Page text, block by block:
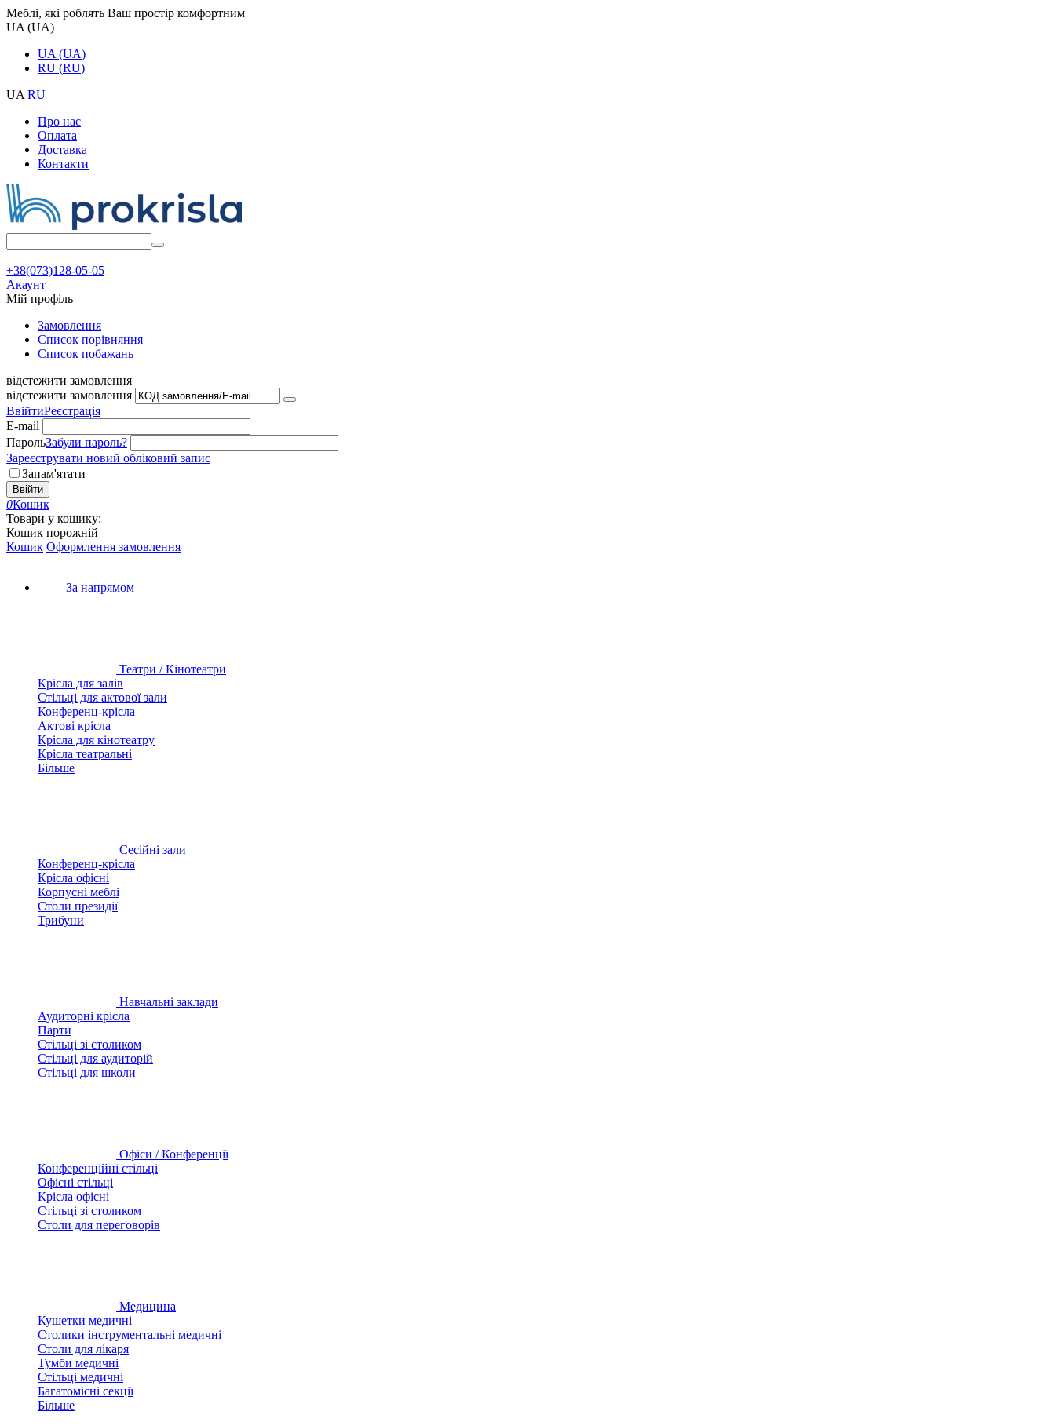
Меблі, які роблять Ваш простір комфортним
UA (UA)
UA (UA)
RU (RU)
UA RU
Про нас
Оплата
Доставка
Контакти
+38(073)128-05-05
Акаунт
Мій профіль
Замовлення
Cписок порівняння
Список побажань
відстежити замовлення
відстежити замовлення
ВвійтиРеєстрація
E-mail
ПарольЗабули пароль?
Зареєструвати новий обліковий запис
Запам'ятати
Ввійти
0Кошик
Товари у кошику:
Кошик порожній
Кошик Оформлення замовлення
За напрямом
Театри / Кінотеатри
Крісла для залів
Стільці для актової зали
Конференц-крісла
Актові крісла
Крісла для кінотеатру
Крісла театральні
Більше
Сесійні зали
Конференц-крісла
Крісла офісні
Корпусні меблі
Столи президії
Трибуни
Навчальні заклади
Аудиторні крісла
Парти
Стільці зі столиком
Стільці для аудиторій
Стільці для школи
Офіси / Конференції
Конференційні стільці
Офісні стільці
Крісла офісні
Стільці зі столиком
Столи для переговорів
Медицина
Кушетки медичні
Столики інструментальні медичні
Столи для лікаря
Тумби медичні
Стільці медичні
Багатомісні секції
Більше